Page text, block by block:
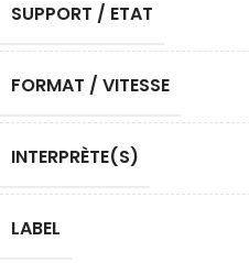
SUPPORT / ETAT
FORMAT / VITESSE
INTERPRÈTE(S)
LABEL